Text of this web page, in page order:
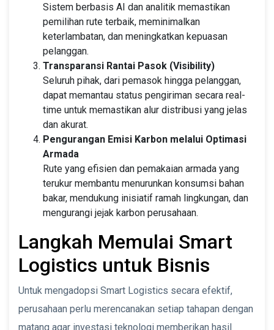
Sistem berbasis AI dan analitik memastikan
pemilihan rute terbaik, meminimalkan
keterlambatan, dan meningkatkan kepuasan
pelanggan.
Transparansi Rantai Pasok (Visibility)
Seluruh pihak, dari pemasok hingga pelanggan,
dapat memantau status pengiriman secara real-
time untuk memastikan alur distribusi yang jelas
dan akurat.
Pengurangan Emisi Karbon melalui Optimasi
Armada
Rute yang efisien dan pemakaian armada yang
terukur membantu menurunkan konsumsi bahan
bakar, mendukung inisiatif ramah lingkungan, dan
mengurangi jejak karbon perusahaan.
Langkah Memulai Smart
Logistics untuk Bisnis
Untuk mengadopsi Smart Logistics secara efektif,
perusahaan perlu merencanakan setiap tahapan dengan
matang agar investasi teknologi memberikan hasil